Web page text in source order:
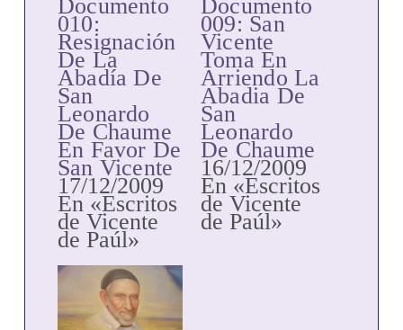
Documento
010:
Resignación
De La
Abadía De
San
Leonardo
De Chaume
En Favor De
San Vicente
17/12/2009
En «Escritos
de Vicente
de Paúl»
Documento
009: San
Vicente
Toma En
Arriendo La
Abadia De
San
Leonardo
De Chaume
16/12/2009
En «Escritos
de Vicente
de Paúl»